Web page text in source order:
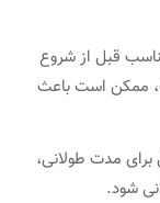
قبل از شروع
ممکن است باعث
مدت طولانی،
شود.